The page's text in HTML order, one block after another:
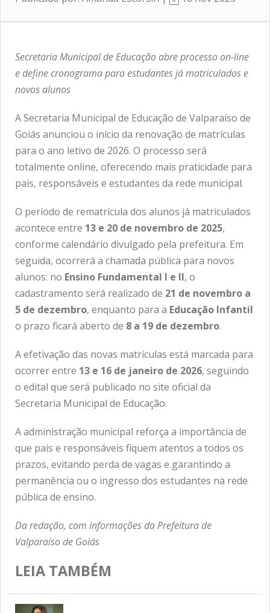
Secretaria Municipal de Educação abre processo on-line
e define cronograma para estudantes já matriculados e
novos alunos
A Secretaria Municipal de Educação de Valparaíso de
Goiás anunciou o início da renovação de matrículas
para o ano letivo de 2026. O processo será
totalmente online, oferecendo mais praticidade para
pais, responsáveis e estudantes da rede municipal.
O período de rematrícula dos alunos já matriculados
acontece entre 13 e 20 de novembro de 2025,
conforme calendário divulgado pela prefeitura. Em
seguida, ocorrerá a chamada pública para novos
alunos: no Ensino Fundamental I e II, o
cadastramento será realizado de 21 de novembro a
5 de dezembro, enquanto para a Educação Infantil
o prazo ficará aberto de 8 a 19 de dezembro.
A efetivação das novas matrículas está marcada para
ocorrer entre 13 e 16 de janeiro de 2026, seguindo
o edital que será publicado no site oficial da
Secretaria Municipal de Educação.
A administração municipal reforça a importância de
que pais e responsáveis fiquem atentos a todos os
prazos, evitando perda de vagas e garantindo a
permanência ou o ingresso dos estudantes na rede
pública de ensino.
Da redação, com informações da Prefeitura de
Valparaíso de Goiás
LEIA TAMBÉM